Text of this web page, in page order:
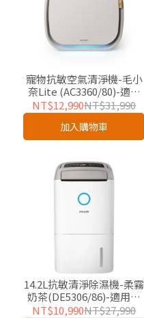
寵物抗敏空氣清淨機-毛小
奈Lite (AC3360/80)-適用
15坪-友好企業專屬優惠
NT$12,990NT$31,990
加入購物車
14.2L抗敏清淨除濕機-柔霧
奶茶(DE5306/86)-適用18
坪-友好企業專屬優惠
NT$10,990NT$27,990